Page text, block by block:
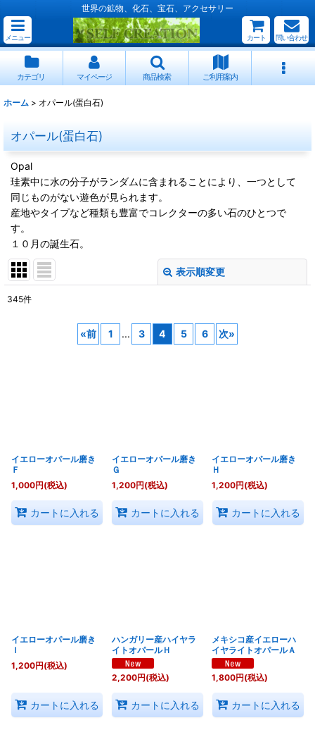
世界の鉱物、化石、宝石、アクセサリー
メニュー カート 問い合わせ
カテゴリ マイページ 商品検索 ご利用案内
ホーム > オパール(蛋白石)
オパール(蛋白石)
Opal
珪素中に水の分子がランダムに含まれることにより、一つとして
同じものがない遊色が見られます。
産地やタイプなど種類も豊富でコレクターの多い石のひとつで
す。
１０月の誕生石。
表示順変更
345件
«前 1 ... 3 4 5 6 次»
イエローオパール磨き
Ｆ
1,000円(税込)
カートに入れる
イエローオパール磨き
Ｇ
1,200円(税込)
カートに入れる
イエローオパール磨き
Ｈ
1,200円(税込)
カートに入れる
イエローオパール磨き
Ｉ
1,200円(税込)
カートに入れる
ハンガリー産ハイヤラ
イトオパールＨ
2,200円(税込)
カートに入れる
メキシコ産イエローハ
イヤライトオパールＡ
1,800円(税込)
カートに入れる